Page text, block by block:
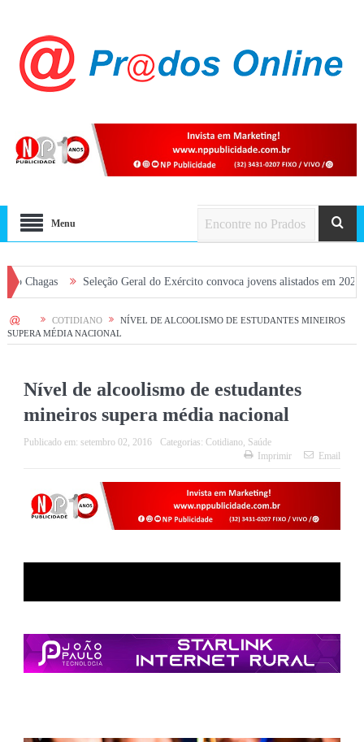
Menu
Seleção Geral do Exército convoca jovens alistados em 2026 em Prados
HOME COTIDIANO
NÍVEL DE ALCOOLISMO DE ESTUDANTES MINEIROS
SUPERA MÉDIA NACIONAL
Nível de alcoolismo de estudantes
mineiros supera média nacional
Publicado em: setembro 02, 2016 Categorias: Cotidiano, Saúde
Imprimir
Email